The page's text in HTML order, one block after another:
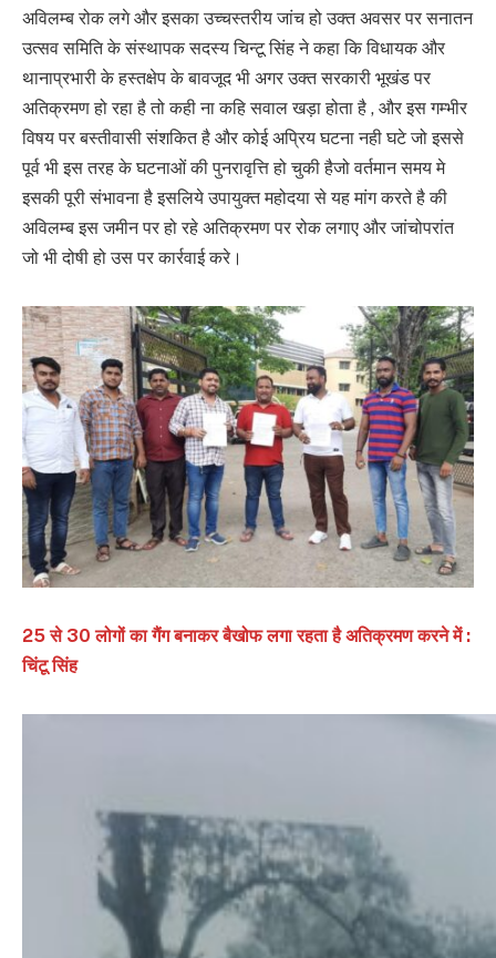
अविलम्ब रोक लगे और इसका उच्चस्तरीय जांच हो उक्त अवसर पर सनातन
उत्सव समिति के संस्थापक सदस्य चिन्टू सिंह ने कहा कि विधायक और
थानाप्रभारी के हस्तक्षेप के बावजूद भी अगर उक्त सरकारी भूखंड पर
अतिक्रमण हो रहा है तो कही ना कहि सवाल खड़ा होता है , और इस गम्भीर
विषय पर बस्तीवासी संशकित है और कोई अप्रिय घटना नही घटे जो इससे
पूर्व भी इस तरह के घटनाओं की पुनरावृत्ति हो चुकी हैजो वर्तमान समय मे
इसकी पूरी संभावना है इसलिये उपायुक्त महोदया से यह मांग करते है की
अविलम्ब इस जमीन पर हो रहे अतिक्रमण पर रोक लगाए और जांचोपरांत
जो भी दोषी हो उस पर कार्रवाई करे।
25 से 30 लोगों का गैंग बनाकर बैखोफ लगा रहता है अतिक्रमण करने में :
चिंटू सिंह